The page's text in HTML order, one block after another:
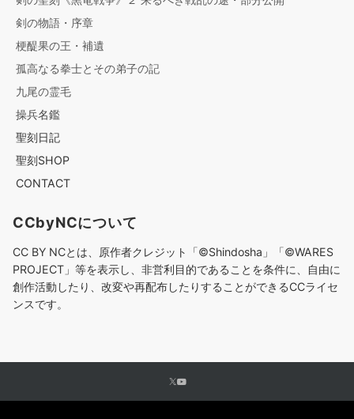
剣の物語・序章
梗醍果の王・補遺
孤高なる拳士とその弟子の記
九尾の霊毛
操兵名鑑
聖刻日記
聖刻SHOP
CONTACT
CCbyNCについて
CC BY NCとは、原作者クレジット「©︎Shindosha」「©︎WARES
PROJECT」等を表示し、非営利目的であることを条件に、自由に
創作活動したり、改変や再配布したりすることができるCCライセ
ンスです。